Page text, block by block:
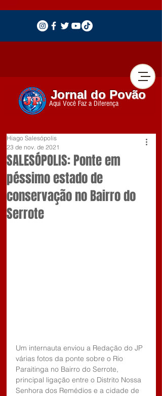
Jornal do Povão
Aqui Você Faz a Diferença
SALESÓPOLIS: Ponte em
péssimo estado de
conservação no Bairro do
Serrote
Hiago Salesópolis
23 de nov. de 2021
Um internauta enviou a Redação do JP
várias fotos da ponte sobre o Rio
Paraitinga no Bairro do Serrote,
principal ligação entre o Distrito Nossa
Senhora dos Remédios e a cidade de